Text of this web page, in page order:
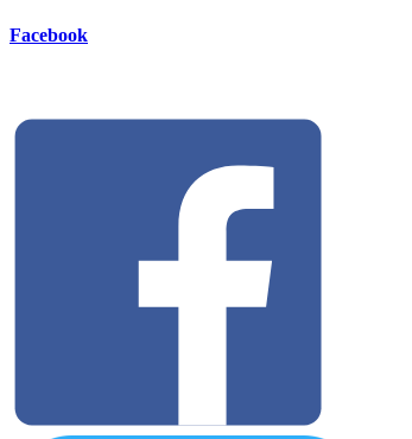
Facebook